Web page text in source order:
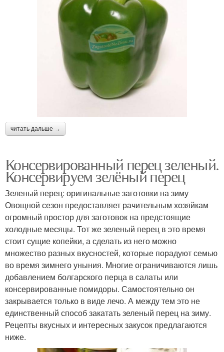
читать дальше →
Консервированный перец зеленый.
Консервируем зелёный перец
Зеленый перец: оригинальные заготовки на зиму
Овощной сезон предоставляет рачительным хозяйкам
огромный простор для заготовок на предстоящие
холодные месяцы. Тот же зеленый перец в это время
стоит сущие копейки, а сделать из него можно
множество разных вкусностей, которые порадуют семью
во время зимнего уныния. Многие ограничиваются лишь
добавлением болгарского перца в салаты или
консервированные помидоры. Самостоятельно он
закрывается только в виде лечо. А между тем это не
единственный способ закатать зеленый перец на зиму.
Рецепты вкусных и интересных закусок предлагаются
ниже.